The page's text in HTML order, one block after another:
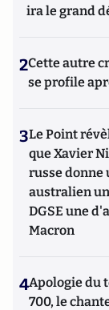
ira le grand
2Cette autre
se profile
3Le Point
que Xavier
russe donne
australien
DGSE une
Macron
4Apologie du
700, le